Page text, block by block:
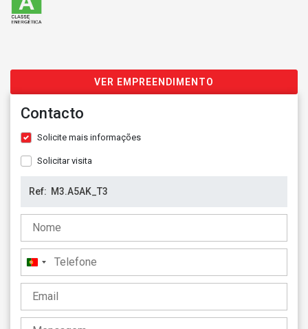
VER EMPREENDIMENTO
Contacto
Solicite mais informações
Solicitar visita
Portugal
+351